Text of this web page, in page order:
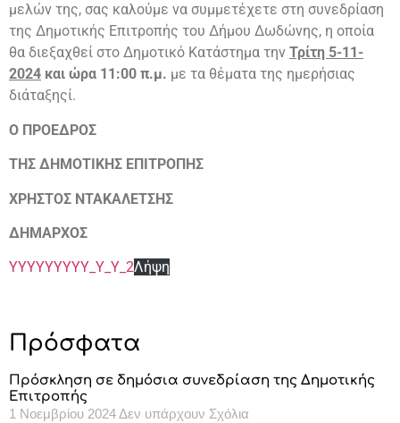
μελών της, σας καλούμε να συμμετέχετε στη συνεδρίαση
της Δημοτικής Επιτροπής του Δήμου Δωδώνης, η οποία
θα διεξαχθεί στο Δημοτικό Κατάστημα την Τρίτη 5-11-
2024 και ώρα 11:00 π.μ. με τα θέματα της ημερήσιας
διάταξηςί.
Ο ΠΡΟΕΔΡΟΣ
ΤΗΣ ΔΗΜΟΤΙΚΗΣ ΕΠΙΤΡΟΠΗΣ
ΧΡΗΣΤΟΣ ΝΤΑΚΑΛΕΤΣΗΣ
ΔΗΜΑΡΧΟΣ
YYYYYYYYY_Y_Y_2Λήψη
Πρόσφατα
Πρόσκληση σε δημόσια συνεδρίαση της Δημοτικής
Επιτροπής
1 Νοεμβρίου 2024Δεν υπάρχουν Σχόλια